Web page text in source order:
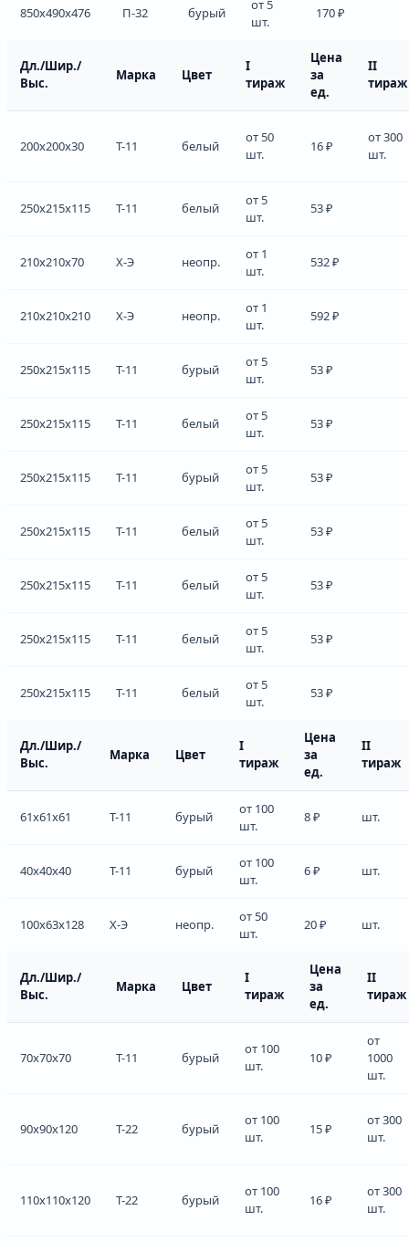
850x490x476 П-32 бурый
от 5
шт.
170 ₽
Дл./Шир./
Выс.
Марка Цвет
I
тираж
Цена
за
ед.
II
тираж
200x200x30 Т-11 белый
от 50
шт.
16 ₽
от 300
шт.
250x215x115 Т-11 белый
от 5
шт.
53 ₽
210x210x70 Х-Э неопр.
от 1
шт.
532 ₽
210x210x210 Х-Э неопр.
от 1
шт.
592 ₽
250x215x115 Т-11 бурый
от 5
шт.
53 ₽
250x215x115 Т-11 белый
от 5
шт.
53 ₽
250x215x115 Т-11 бурый
от 5
шт.
53 ₽
250x215x115 Т-11 белый
от 5
шт.
53 ₽
250x215x115 Т-11 белый
от 5
шт.
53 ₽
250x215x115 Т-11 белый
от 5
шт.
53 ₽
250x215x115 Т-11 белый
от 5
шт.
53 ₽
Дл./Шир./
Выс.
Марка Цвет
I
тираж
Цена
за
ед.
II
тираж
61x61x61 Т-11 бурый
от 100
шт.
8 ₽ шт.
40x40x40 Т-11 бурый
от 100
шт.
6 ₽ шт.
100x63x128 Х-Э неопр.
от 50
шт.
20 ₽ шт.
Дл./Шир./
Выс.
Марка Цвет
I
тираж
Цена
за
ед.
II
тираж
70x70x70 Т-11 бурый
от 100
шт.
10 ₽
от
1000
шт.
90x90x120 Т-22 бурый
от 100
шт.
15 ₽
от 300
шт.
110x110x120 Т-22 бурый
от 100
шт.
16 ₽
от 300
шт.